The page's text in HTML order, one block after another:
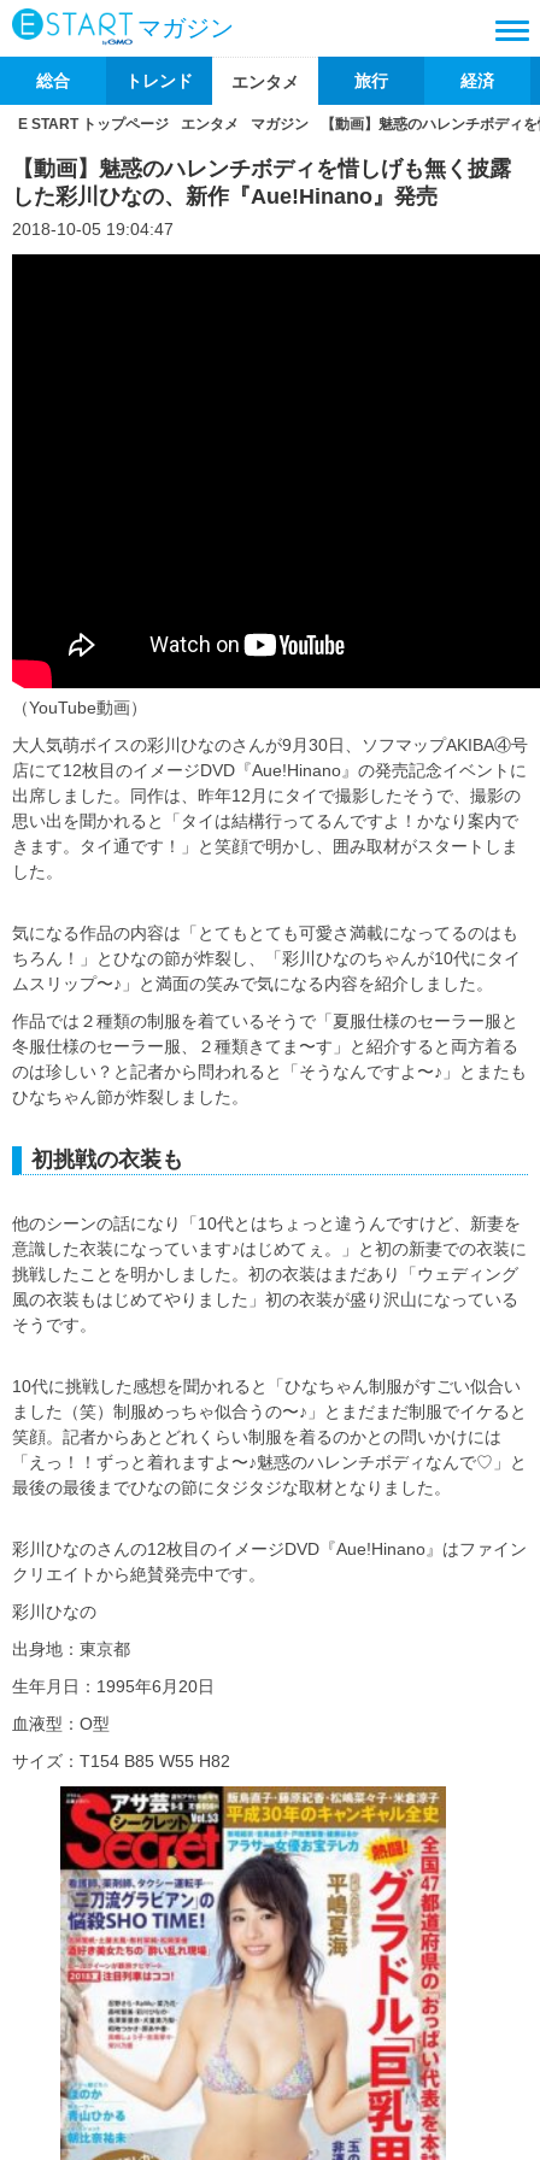
マガジン
総合 トレンド エンタメ 旅行 経済
E START トップページ エンタメ マガジン 【動画】魅惑のハレンチボディ
【動画】魅惑のハレンチボディを惜しげも無く披露
した彩川ひなの、新作『Aue!Hinano』発売
2018-10-05 19:04:47
（YouTube動画）
大人気萌ボイスの彩川ひなのさんが9月30日、ソフマップAKIBA④号
店にて12枚目のイメージDVD『Aue!Hinano』の発売記念イベントに
出席しました。同作は、昨年12月にタイで撮影したそうで、撮影の
思い出を聞かれると「タイは結構行ってるんですよ！かなり案内で
きます。タイ通です！」と笑顔で明かし、囲み取材がスタートしま
した。
気になる作品の内容は「とてもとても可愛さ満載になってるのはも
ちろん！」とひなの節が炸裂し、「彩川ひなのちゃんが10代にタイ
ムスリップ〜♪」と満面の笑みで気になる内容を紹介しました。
作品では２種類の制服を着ているそうで「夏服仕様のセーラー服と
冬服仕様のセーラー服、２種類きてま〜す」と紹介すると両方着る
のは珍しい？と記者から問われると「そうなんですよ〜♪」とまたも
ひなちゃん節が炸裂しました。
初挑戦の衣装も
他のシーンの話になり「10代とはちょっと違うんですけど、新妻を
意識した衣装になっています♪はじめてぇ。」と初の新妻での衣装に
挑戦したことを明かしました。初の衣装はまだあり「ウェディング
風の衣装もはじめてやりました」初の衣装が盛り沢山になっている
そうです。
10代に挑戦した感想を聞かれると「ひなちゃん制服がすごい似合い
ました（笑）制服めっちゃ似合うの〜♪」とまだまだ制服でイケると
笑顔。記者からあとどれくらい制服を着るのかとの問いかけには
「えっ！！ずっと着れますよ〜♪魅惑のハレンチボディなんで♡」と
最後の最後までひなの節にタジタジな取材となりました。
彩川ひなのさんの12枚目のイメージDVD『Aue!Hinano』はファイン
クリエイトから絶賛発売中です。
彩川ひなの
出身地：東京都
生年月日：1995年6月20日
血液型：O型
サイズ：T154 B85 W55 H82